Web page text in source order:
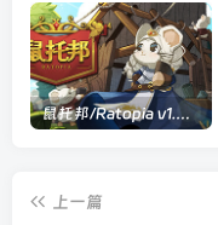
鼠托邦/Ratopia v1.0.0530|策略模拟|容量2.9GB|官方中文版
上一篇